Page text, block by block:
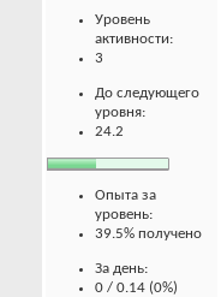
Уровень
активности:
3
До следующего
уровня:
24.2
Опыта за
уровень:
39.5% получено
За день:
0 / 0.14 (0%)